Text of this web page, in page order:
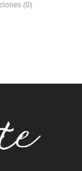
(0)